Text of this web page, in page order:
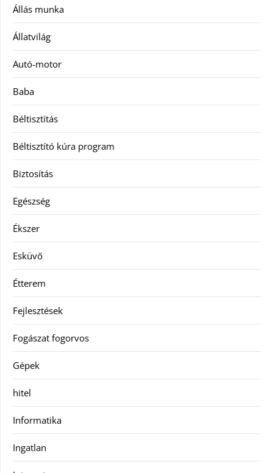
Állás munka
Állatvilág
Autó-motor
Baba
Béltisztítás
Béltisztító kúra program
Biztosítás
Egészség
Ékszer
Esküvő
Étterem
Fejlesztések
Fogászat fogorvos
Gépek
hitel
Informatika
Ingatlan